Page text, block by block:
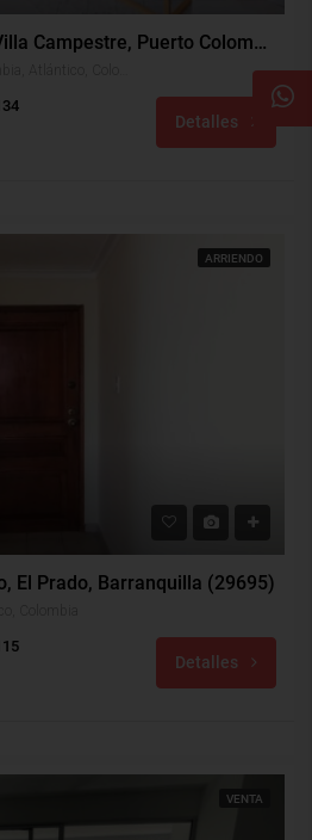
Apartamento Venta, Villa Campestre, Puerto Colombia (31584)
Detalles
ARRIENDO
El Prado, Barranquilla (29695)
Detalles
VENTA